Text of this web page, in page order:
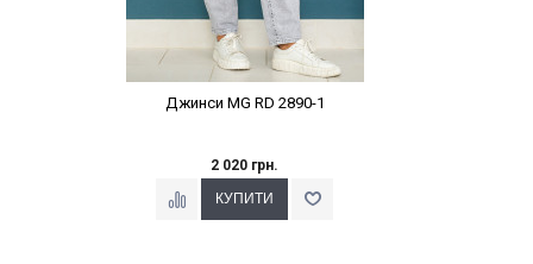
Джинси MG RD 2890-1
2 020 грн.